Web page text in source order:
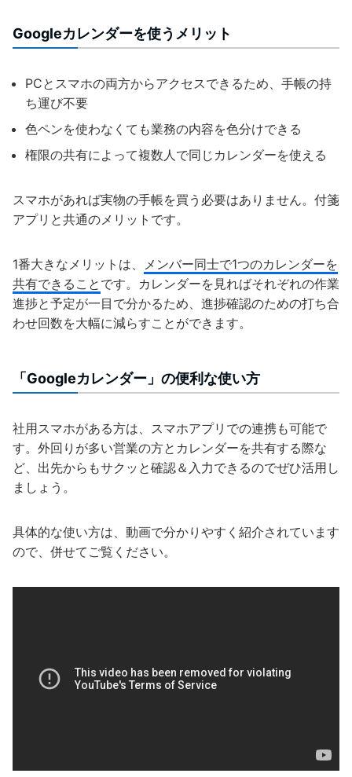
Googleカレンダーを使うメリット
PCとスマホの両方からアクセスできるため、手帳の持
ち運び不要
色ペンを使わなくても業務の内容を色分けできる
権限の共有によって複数人で同じカレンダーを使える
スマホがあれば実物の手帳を買う必要はありません。付箋
アプリと共通のメリットです。
1番大きなメリットは、 メンバー同士で1つのカレンダーを
共有できること です。カレンダーを見ればそれぞれの作業
進捗と予定が一目で分かるため、進捗確認のための打ち合
わせ回数を大幅に減らすことができます。
「Googleカレンダー」の便利な使い方
社用スマホがある方は、スマホアプリでの連携も可能で
す。外回りが多い営業の方とカレンダーを共有する際な
ど、出先からもサクッと確認＆入力できるのでぜひ活用し
ましょう。
具体的な使い方は、動画で分かりやすく紹介されています
ので、併せてご覧ください。